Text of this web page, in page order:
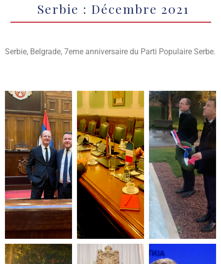
Serbie : Décembre 2021
Serbie, Belgrade, 7eme anniversaire du Parti Populaire Serbe.